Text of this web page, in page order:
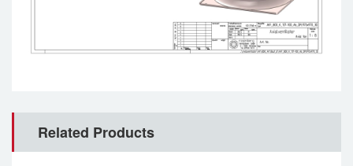
Related Products